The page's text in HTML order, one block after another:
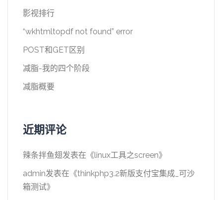
影视排行
“wkhtmltopdf not found” error
POST和GET区别
减脂-我的四个阶段
减脂概要
近期评论
辣条拌鱼翅发表在《linux工具之screen》
admin发表在《thinkphp3.2新版支付宝集成_可沙
箱测试》